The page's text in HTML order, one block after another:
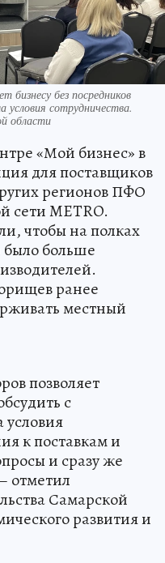
бизнесу без посредников
условия сотрудничества.
области
«Мой бизнес» в
для поставщиков
регионов ПФО
сети METRO.
чтобы на полках
было больше
ранее
местный
позволяет
с
условия
к поставкам и
и сразу же
отметил
Самарской
развития и